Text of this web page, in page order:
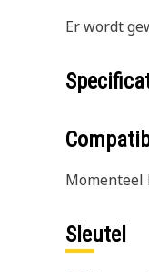
Er wordt
Sleutel